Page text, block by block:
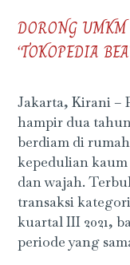
DORONG
‘TOKOPEDIA
Jakarta, Kirani –
hampir dua
berdiam di
kepedulian
dan wajah.
transaksi
kuartal III 2021,
periode yang